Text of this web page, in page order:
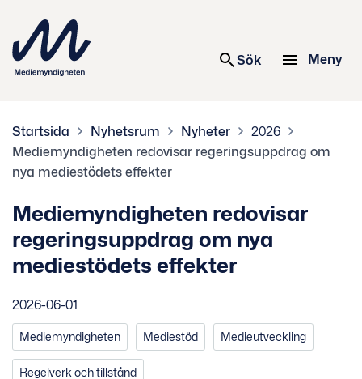
Sök Meny
Startsida Nyhetsrum Nyheter
2026
Mediemyndigheten redovisar regeringsuppdrag om
nya mediestödets effekter
Mediemyndigheten redovisar
regeringsuppdrag om nya
mediestödets effekter
2026-06-01
Mediemyndigheten Mediestöd Medieutveckling
Regelverk och tillstånd